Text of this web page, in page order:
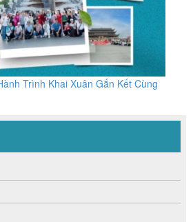
Trình Khai Xuân Gắn Kết Cùng